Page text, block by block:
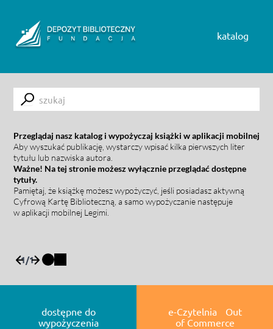
katalog
Submit
Przeglądaj nasz katalog i wypożyczaj książki w aplikacji mobilnej
Aby wyszukać publikację, wystarczy wpisać kilka pierwszych liter
tytułu lub nazwiska autora.
Ważne! Na tej stronie możesz wyłącznie przeglądać dostępne
tytuły.
Pamiętaj, że książkę możesz wypożyczyć, jeśli posiadasz aktywną
Cyfrową Kartę Biblioteczną, a samo wypożyczanie następuje
w aplikacji mobilnej Legimi.
1/1
dostępne do
wypożyczenia
e-Czytelnia Out
of Commerce